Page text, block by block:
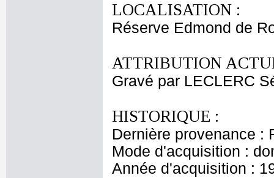
LOCALISATION :
Réserve Edmond de
ATTRIBUTION
Gravé par LECLERC
HISTORIQUE :
Dernière provenance :
Mode d'acquisition :
Année d'acquisition :